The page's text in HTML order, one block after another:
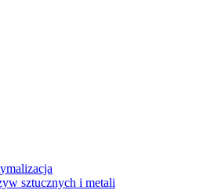
sztucznych i metali